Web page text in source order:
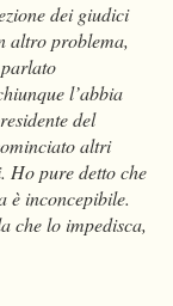
dei giudici
altro problema,
l’abbia
del
altri
Ho pure detto che
è inconcepibile.
che lo impedisca,